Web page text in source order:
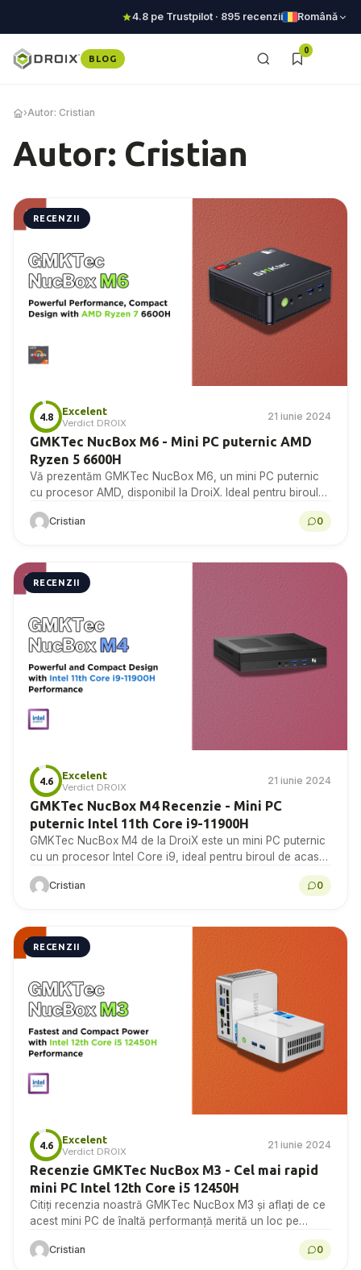
4.8 pe Trustpilot · 895 recenzii Română
BLOG
0
›Autor: Cristian
Autor: Cristian
RECENZII
4.8
Excelent
Verdict DROIX
21 iunie 2024
GMKTec NucBox M6 - Mini PC puternic AMD
Ryzen 5 6600H
Vă prezentăm GMKTec NucBox M6, un mini PC puternic
cu procesor AMD, disponibil la DroiX. Ideal pentru biroul
Cristian 0
RECENZII
4.6
Excelent
Verdict DROIX
21 iunie 2024
GMKTec NucBox M4 Recenzie - Mini PC
puternic Intel 11th Core i9-11900H
GMKTec NucBox M4 de la DroiX este un mini PC puternic
cu un procesor Intel Core i9, ideal pentru biroul de acasă
Cristian 0
RECENZII
4.6
Excelent
Verdict DROIX
21 iunie 2024
Recenzie GMKTec NucBox M3 - Cel mai rapid
mini PC Intel 12th Core i5 12450H
Citiți recenzia noastră GMKTec NucBox M3 și aflați de ce
acest mini PC de înaltă performanță merită un loc pe
Cristian 0